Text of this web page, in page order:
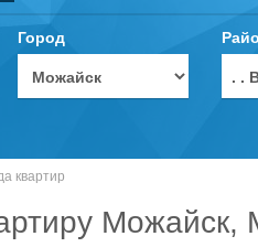
Город
. .
квартир
Можайск,